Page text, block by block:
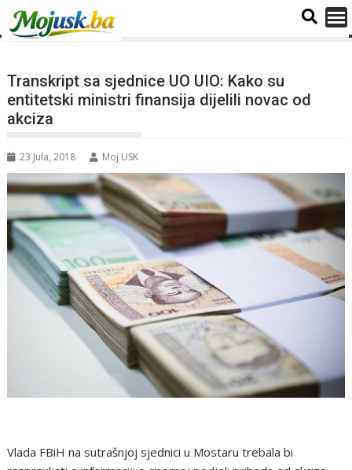
Transkript sa sjednice UO UIO: Kako su
entitetski ministri finansija dijelili novac od
akciza
23 Jula, 2018 Moj USK
Vlada FBiH na sutrašnjoj sjednici u Mostaru trebala bi